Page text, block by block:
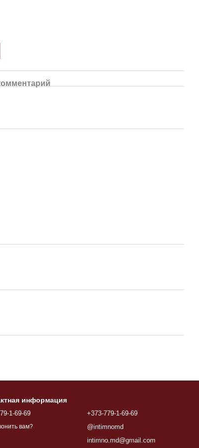
информация
1-69-69
вам?
+373-779-1-69-69
@intimnomd
intimno.md@gmail.com